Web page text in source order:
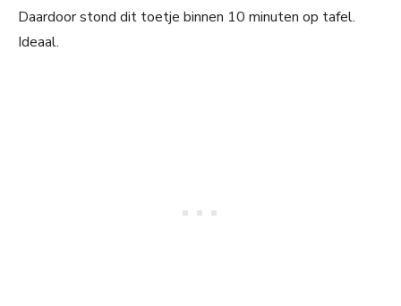
Daardoor stond dit toetje binnen 10 minuten op tafel.
Ideaal.